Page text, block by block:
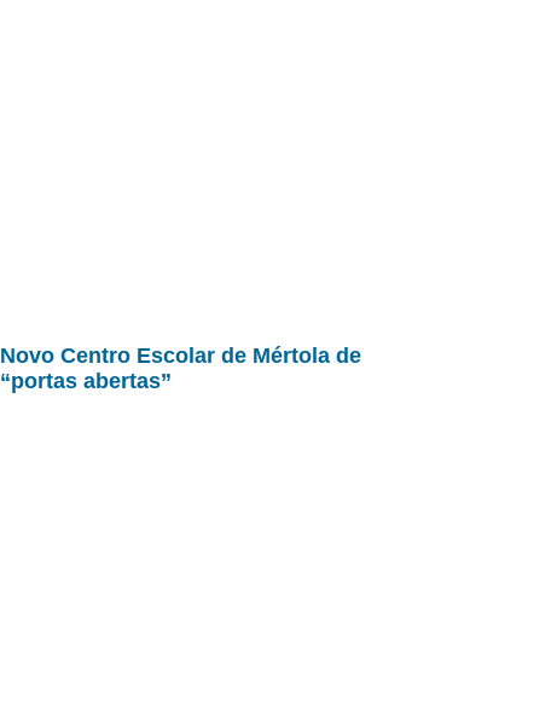
Novo Centro Escolar de Mértola de
“portas abertas”